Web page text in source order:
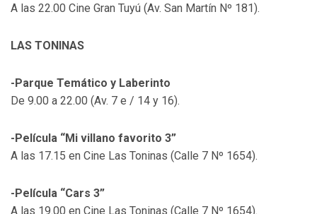
A las 22.00 Cine Gran Tuyú (Av. San Martín Nº 181).
LAS TONINAS
-Parque Temático y Laberinto
De 9.00 a 22.00 (Av. 7 e / 14 y 16).
-Película “Mi villano favorito 3”
A las 17.15 en Cine Las Toninas (Calle 7 Nº 1654).
-Película “Cars 3”
A las 19.00 en Cine Las Toninas (Calle 7 Nº 1654).